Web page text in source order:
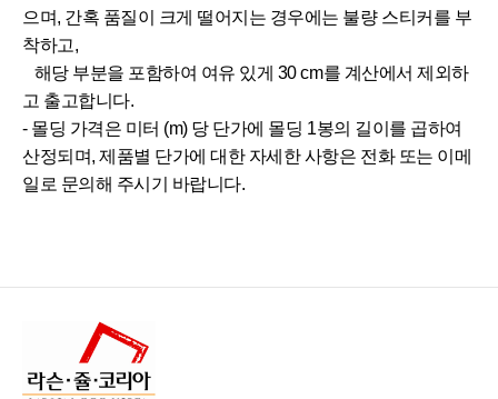
으며, 간혹 품질이 크게 떨어지는 경우에는 불량 스티커를 부
착하고,
해당 부분을 포함하여 여유 있게 30 cm를 계산에서 제외하
고 출고합니다.
- 몰딩 가격은 미터 (m) 당 단가에 몰딩 1봉의 길이를 곱하여
산정되며, 제품별 단가에 대한 자세한 사항은 전화 또는 이메
일로 문의해 주시기 바랍니다.